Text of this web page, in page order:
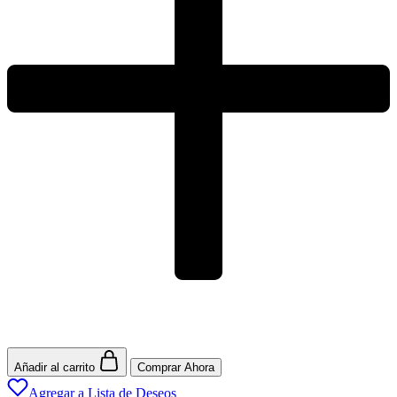
Añadir al carrito Comprar Ahora
Agregar a Lista de Deseos